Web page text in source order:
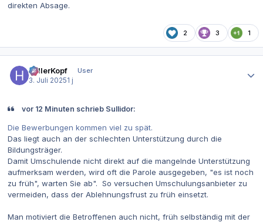
direkten Absage.
2 3 1
hellerKopf
User
3. Juli 20251 j
vor 12 Minuten schrieb Sullidor:
Die Bewerbungen kommen viel zu spät.
Das liegt auch an der schlechten Unterstützung durch die
Bildungsträger.
Damit Umschulende nicht direkt auf die mangelnde Unterstützung
aufmerksam werden, wird oft die Parole ausgegeben, "es ist noch
zu früh", warten Sie ab". So versuchen Umschulungsanbieter zu
vermeiden, dass der Ablehnungsfrust zu früh einsetzt.
Man motiviert die Betroffenen auch nicht, früh selbständig mit der